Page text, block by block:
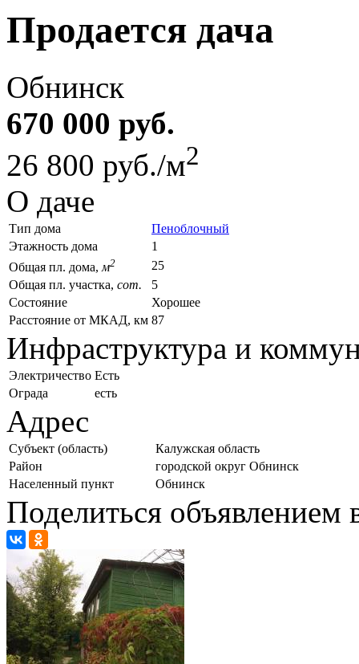
Продается дача
Обнинск
670 000 руб.
26 800 руб./м2
О даче
Тип дома
Пеноблочный
Этажность дома
1
Общая пл. дома, м2
25
Общая пл. участка, сот.
5
Состояние
Хорошее
Расстояние от МКАД, км 87
Инфраструктура и
Электричество Есть
Ограда
есть
Адрес
Субъект (область)
Калужская область
Район
городской округ Обнинск
Населенный пункт
Обнинск
Поделиться объявлением